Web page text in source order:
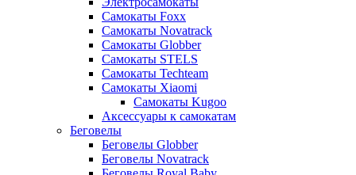
Самокаты Foxx
Самокаты Novatrack
Самокаты Globber
Самокаты STELS
Самокаты Techteam
Самокаты Xiaomi
Самокаты Kugoo
Аксессуары к самокатам
Беговелы
Беговелы Globber
Беговелы Novatrack